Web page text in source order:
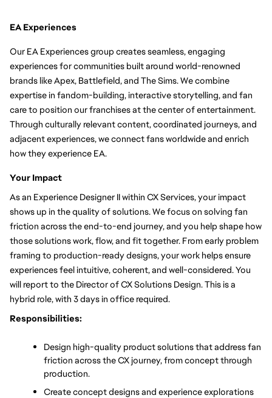
EA Experiences
Our EA Experiences group creates seamless, engaging
experiences for communities built around world-renowned
brands like Apex, Battlefield, and The Sims. We combine
expertise in fandom-building, interactive storytelling, and fan
care to position our franchises at the center of entertainment.
Through culturally relevant content, coordinated journeys, and
adjacent experiences, we connect fans worldwide and enrich
how they experience EA.
Your Impact
As an Experience Designer II within CX Services, your impact
shows up in the quality of solutions. We focus on solving fan
friction across the end-to-end journey, and you help shape how
those solutions work, flow, and fit together. From early problem
framing to production-ready designs, your work helps ensure
experiences feel intuitive, coherent, and well-considered. You
will report to the Director of CX Solutions Design. This is a
hybrid role, with 3 days in office required.
Responsibilities:
Design high-quality product solutions that address fan
friction across the CX journey, from concept through
production.
Create concept designs and experience explorations